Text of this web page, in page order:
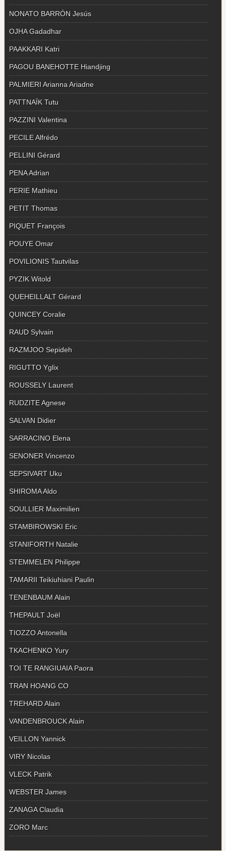
NONATO BARRÓN Jesús
OJHA Gadadhar
PAAKKARI Katri
PAGOU BANEHOTTE Hiandjing
PALMIERI Arianna Ariadne
PATTNAÏK Tutu
PAZZINI Valentina
PECILE Alfrédo
PELLINI Gérard
PENA Adrian
PERIE Mathieu
PETIT Thomas
PIQUET François
POUYE Omar
POVILIONIS Tautvilas
PYZIK Witold
QUEHEILLALT Gérard
QUINCEY Coralie
RAUD Sylvain
RAZMJOO Sepideh
RIGUTTO Yglix
ROUSSELY Laurent
RUDZITE Agnese
SALVAN Didier
SARRACINO Elena
SENONER Vincenzo
SEPSIVART Uku
SHIROMA Aldo
SOULLIER Maximilien
STAMBIROWSKI Eric
STANIFORTH Natalie
STEMMELEN Philippe
TAMARII Teikiuhiani Paulin
TENENBAUM Alain
THEPAULT Joël
TIOZZO Antonella
TKACHENKO Yury
TOI TE RANGIUAIA Paora
TRAN HOANG CO
TREHARD Alain
VANDENBROUCK Alain
VEILLON Yannick
VIRY Nicolas
VLECK Patrik
WEBSTER James
ZANAGA Claudia
ZORO Marc